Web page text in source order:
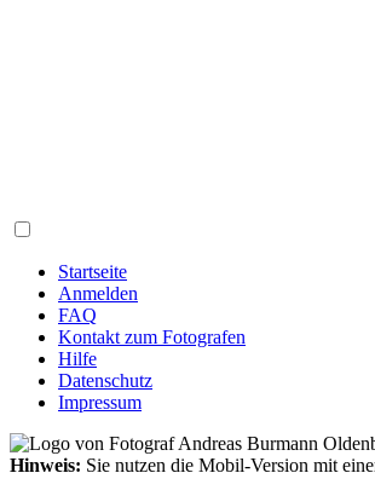
Startseite
Anmelden
FAQ
Kontakt zum Fotografen
Hilfe
Datenschutz
Impressum
Hinweis: Sie nutzen die Mobil-Version mit